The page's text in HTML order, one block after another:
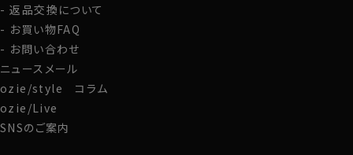
返品交換について
お買い物FAQ
お問い合わせ
ニュースメール
ozie/style コラム
ozie/Live
SNSのご案内